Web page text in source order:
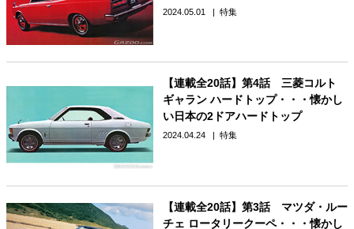
2024.05.01 特集
【連載全20話】第4話 三菱コルト
ギャラン ハードトップ・・・懐かし
い日本の2ドアハードトップ
2024.04.24 特集
【連載全20話】第3話 マツダ・ルー
チェ ロータリークーペ・・・懐かし